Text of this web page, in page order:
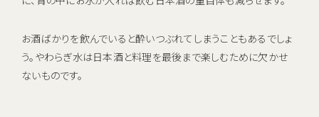
お酒ばかりを飲んでいると酔いつぶれてしまうこともあるでしょ
う。やわらぎ水は日本酒と料理を最後まで楽しむために欠かせ
ないものです。